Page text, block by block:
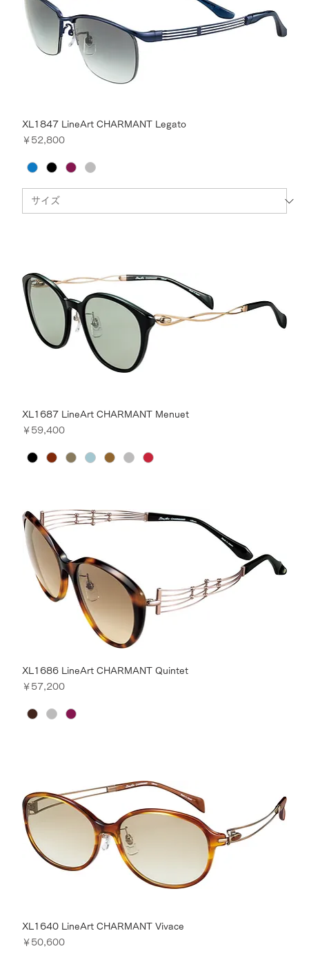
XL1847 LineArt CHARMANT Legato
価格
￥52,800
XL1687 LineArt CHARMANT Menuet
価格
￥59,400
XL1686 LineArt CHARMANT Quintet
価格
￥57,200
XL1640 LineArt CHARMANT Vivace
価格
￥50,600